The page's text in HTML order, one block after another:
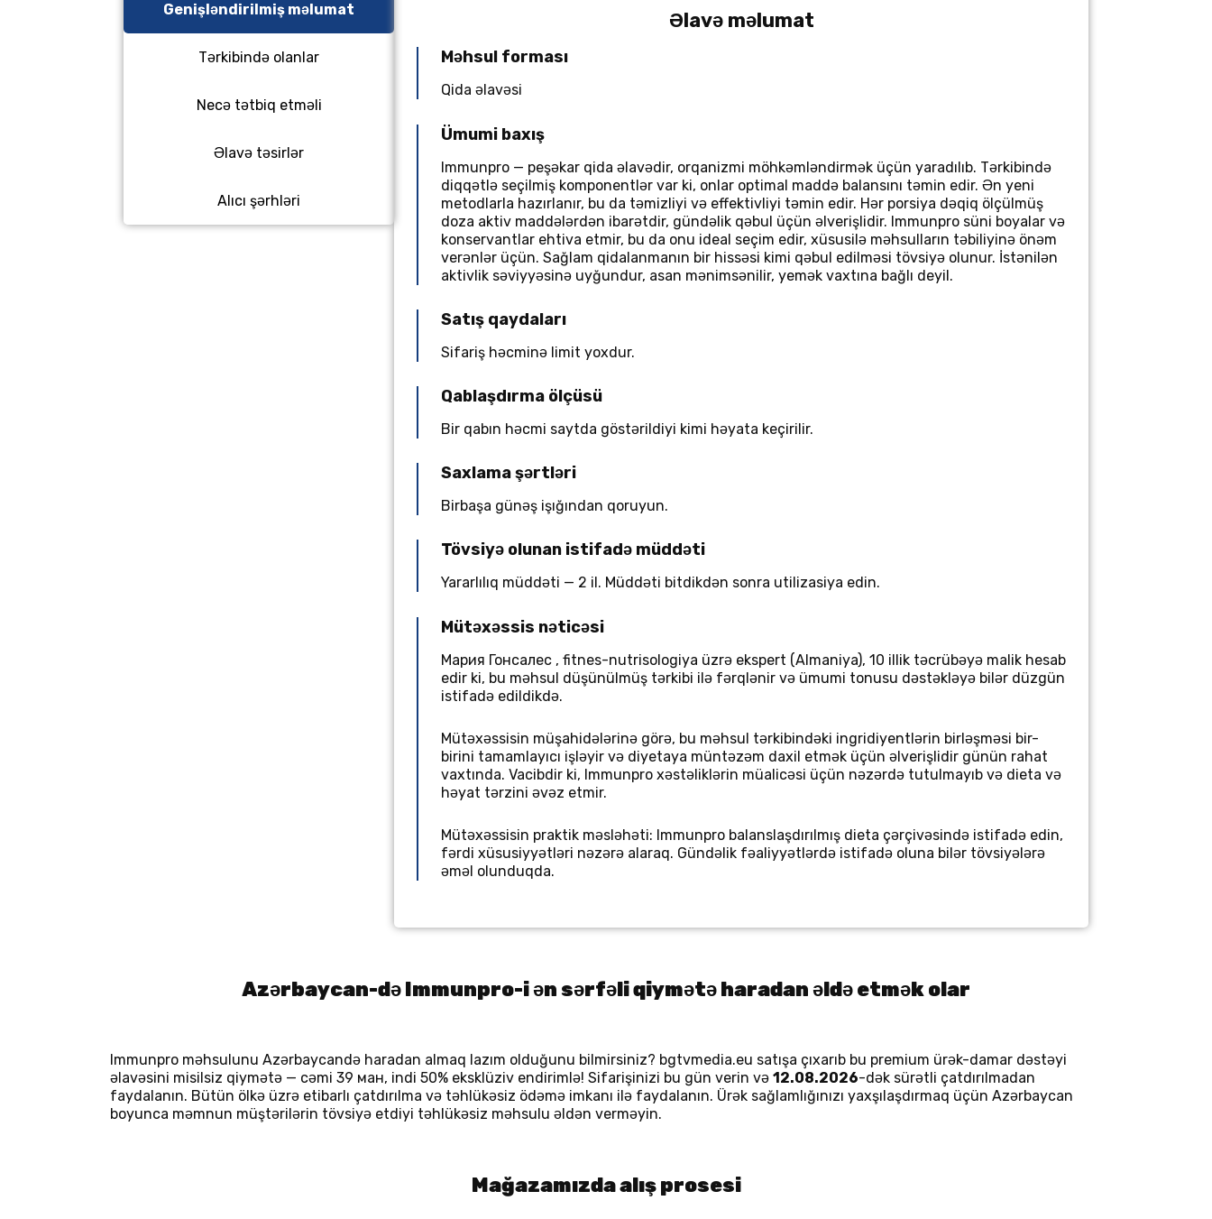
Genişləndirilmiş məlumat
Tərkibində olanlar
Necə tətbiq etməli
Əlavə təsirlər
Alıcı şərhləri
Əlavə məlumat
Məhsul forması
Qida əlavəsi
Ümumi baxış
Immunpro — peşəkar qida əlavədir, orqanizmi möhkəmləndirmək üçün yaradılıb. Tərkibində
diqqətlə seçilmiş komponentlər var ki, onlar optimal maddə balansını təmin edir. Ən yeni
metodlarla hazırlanır, bu da təmizliyi və effektivliyi təmin edir. Hər porsiya dəqiq ölçülmüş
doza aktiv maddələrdən ibarətdir, gündəlik qəbul üçün əlverişlidir. Immunpro süni boyalar və
konservantlar ehtiva etmir, bu da onu ideal seçim edir, xüsusilə məhsulların təbiliyinə önəm
verənlər üçün. Sağlam qidalanmanın bir hissəsi kimi qəbul edilməsi tövsiyə olunur. İstənilən
aktivlik səviyyəsinə uyğundur, asan mənimsənilir, yemək vaxtına bağlı deyil.
Satış qaydaları
Sifariş həcminə limit yoxdur.
Qablaşdırma ölçüsü
Bir qabın həcmi saytda göstərildiyi kimi həyata keçirilir.
Saxlama şərtləri
Birbaşa günəş işığından qoruyun.
Tövsiyə olunan istifadə müddəti
Yararlılıq müddəti — 2 il. Müddəti bitdikdən sonra utilizasiya edin.
Mütəxəssis nəticəsi
Мария Гонсалес , fitnes-nutrisologiya üzrə ekspert (Almaniya), 10 illik təcrübəyə malik hesab
edir ki, bu məhsul düşünülmüş tərkibi ilə fərqlənir və ümumi tonusu dəstəkləyə bilər düzgün
istifadə edildikdə.
Mütəxəssisin müşahidələrinə görə, bu məhsul tərkibindəki ingridiyentlərin birləşməsi bir-
birini tamamlayıcı işləyir və diyetaya müntəzəm daxil etmək üçün əlverişlidir günün rahat
vaxtında. Vacibdir ki, Immunpro xəstəliklərin müalicəsi üçün nəzərdə tutulmayıb və dieta və
həyat tərzini əvəz etmir.
Mütəxəssisin praktik məsləhəti: Immunpro balanslaşdırılmış dieta çərçivəsində istifadə edin,
fərdi xüsusiyyətləri nəzərə alaraq. Gündəlik fəaliyyətlərdə istifadə oluna bilər tövsiyələrə
əməl olunduqda.
Azərbaycan-də Immunpro-i ən sərfəli qiymətə haradan əldə etmək olar
Immunpro məhsulunu Azərbaycandə haradan almaq lazım olduğunu bilmirsiniz? bgtvmedia.eu satışa çıxarıb bu premium ürək-damar dəstəyi
əlavəsini misilsiz qiymətə — cəmi 39 ман, indi 50% eksklüziv endirimlə! Sifarişinizi bu gün verin və 12.08.2026-dək sürətli çatdırılmadan
faydalanın. Bütün ölkə üzrə etibarlı çatdırılma və təhlükəsiz ödəmə imkanı ilə faydalanın. Ürək sağlamlığınızı yaxşılaşdırmaq üçün Azərbaycan
boyunca məmnun müştərilərin tövsiyə etdiyi təhlükəsiz məhsulu əldən verməyin.
Mağazamızda alış prosesi